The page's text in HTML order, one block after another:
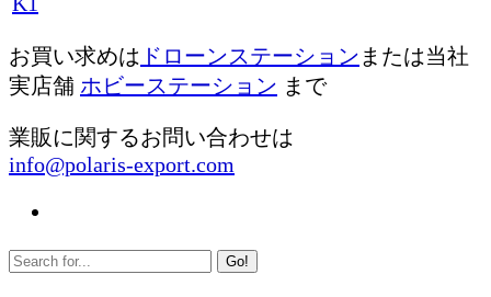
お買い求めは ドローンステーション または当社
実店舗 ホビーステーション まで
業販に関するお問い合わせは
info@polaris-export.com
Go!